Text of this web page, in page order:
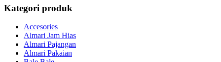
Kategori produk
Accesories
Almari Jam Hias
Almari Pajangan
Almari Pakaian